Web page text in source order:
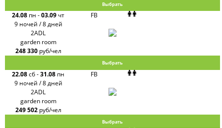
Выбрать
24.08 пн -03.09 чт
9 ночей / 8 дней
FB
2ADL
garden room
248 330 руб/чел
Выбрать
22.08сб-31.08 пн
9 ночей / 8 дней
FB
2ADL
garden room
249 502 руб/чел
Выбрать